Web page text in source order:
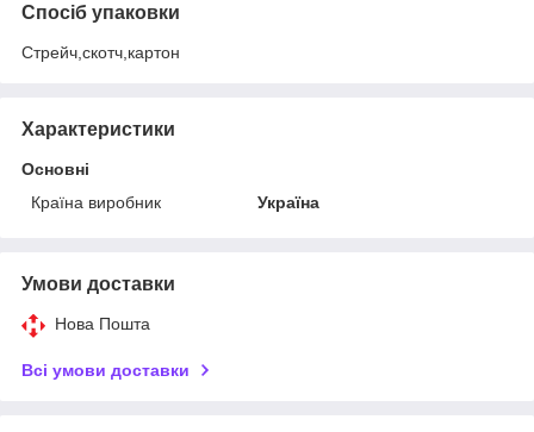
Спосіб упаковки
Стрейч,скотч,картон
Характеристики
Основні
Країна виробник
Україна
Умови доставки
Нова Пошта
Всі умови доставки